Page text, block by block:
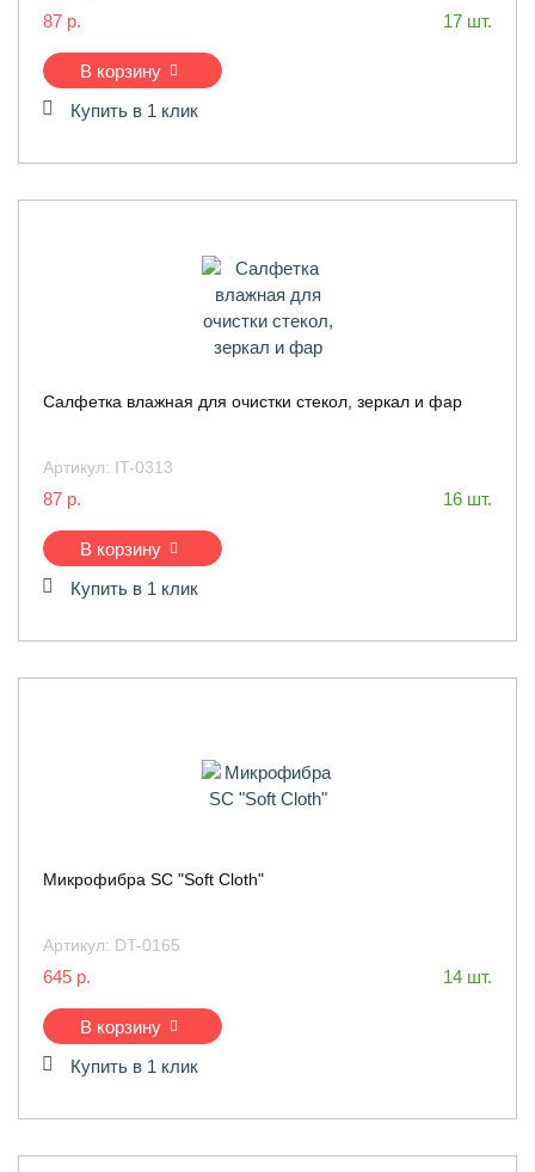
87 р. 17 шт.
В корзину
Купить в 1 клик
Салфетка влажная для очистки стекол, зеркал и фар
Артикул: IT-0313
87 р. 16 шт.
В корзину
Купить в 1 клик
Микрофибра SC "Soft Cloth"
Артикул: DT-0165
645 р. 14 шт.
В корзину
Купить в 1 клик